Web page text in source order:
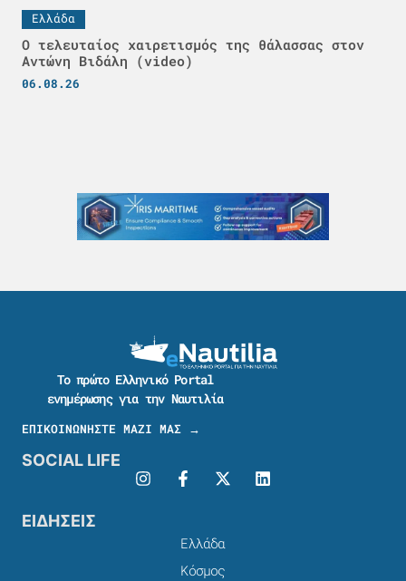
Ελλάδα
Ο τελευταίος χαιρετισμός της θάλασσας στον
Αντώνη Βιδάλη (video)
06.08.26
Το πρώτο Ελληνικό Portal
ενημέρωσης για την Ναυτιλία
ΕΠΙΚΟΙΝΩΝΗΣΤΕ ΜΑΖΙ ΜΑΣ →
SOCIAL LIFE
ΕΙΔΗΣΕΙΣ
Ελλάδα
Κόσμος